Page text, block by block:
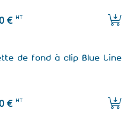
€ HT
de fond à clip Blue Line
€ HT